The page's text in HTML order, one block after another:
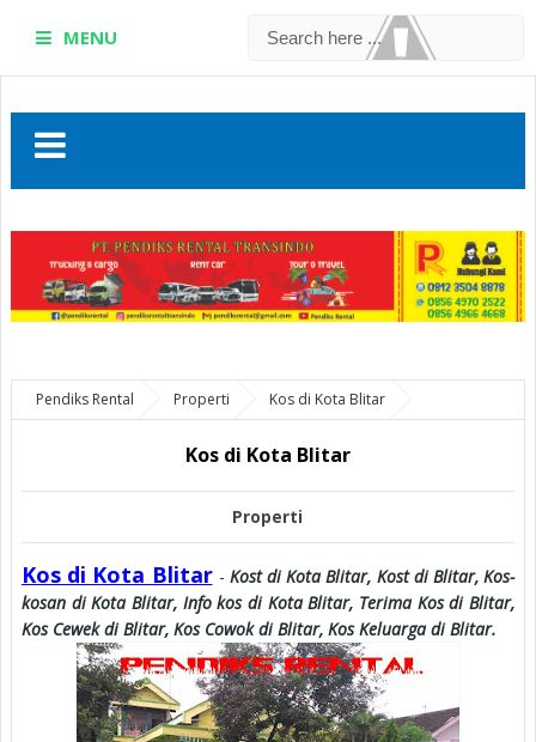
MENU
Pendiks Rental Properti Kos di Kota Blitar
Kos di Kota Blitar
Properti
Kos di Kota Blitar - Kost di Kota Blitar, Kost di Blitar,Kos-
kosan di Kota Blitar, Info kos di Kota Blitar, Terima Kos di Blitar,
Kos Cewek di Blitar, Kos Cowok di Blitar, Kos Keluarga di Blitar.